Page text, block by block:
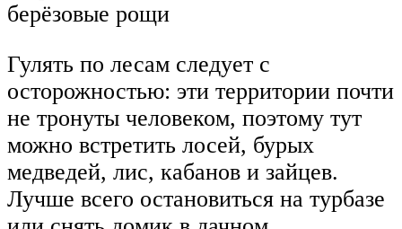
берёзовые рощи
Гулять по лесам следует с
осторожностью: эти территории почти
не тронуты человеком, поэтому тут
можно встретить лосей, бурых
медведей, лис, кабанов и зайцев.
Лучше всего остановиться на турбазе